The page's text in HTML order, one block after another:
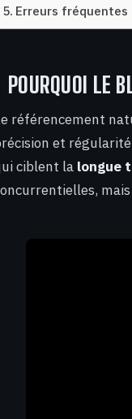
Erreurs fréquentes
POURQUOI LE
référencement
et
ciblent la longue